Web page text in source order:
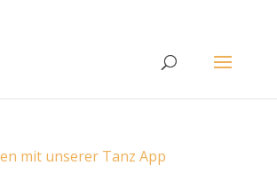
mit unserer Tanz App